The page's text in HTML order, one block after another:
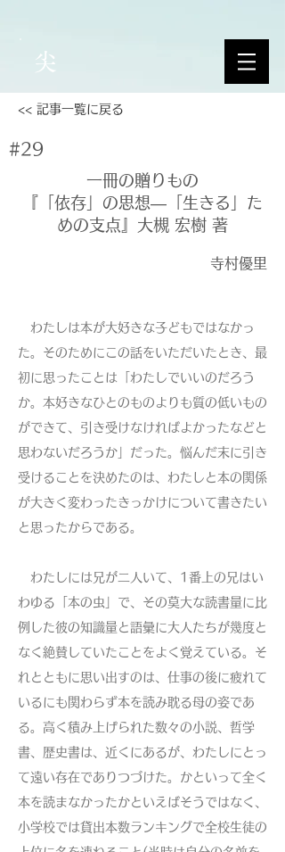
尖
<< 記事一覧に戻る
#29
一冊の贈りもの
『「依存」の思想―「生きる」た
めの支点』大槻 宏樹 著
寺村優里
わたしは本が大好きな子どもではなかっ
た。そのためにこの話をいただいたとき、最
初に思ったことは「わたしでいいのだろう
か。本好きなひとのものよりも質の低いもの
ができて、引き受けなければよかったなどと
思わないだろうか」だった。悩んだ末に引き
受けることを決めたのは、わたしと本の関係
が大きく変わったきっかけについて書きたい
と思ったからである。
わたしには兄が二人いて、1番上の兄はい
わゆる「本の虫」で、その莫大な読書量に比
例した彼の知識量と語彙に大人たちが幾度と
なく絶賛していたことをよく覚えている。そ
れとともに思い出すのは、仕事の後に疲れて
いるにも関わらず本を読み耽る母の姿であ
る。高く積み上げられた数々の小説、哲学
書、歴史書は、近くにあるが、わたしにとっ
て遠い存在でありつづけた。かといって全く
本を読まなかったかといえばそうではなく、
小学校では貸出本数ランキングで全校生徒の